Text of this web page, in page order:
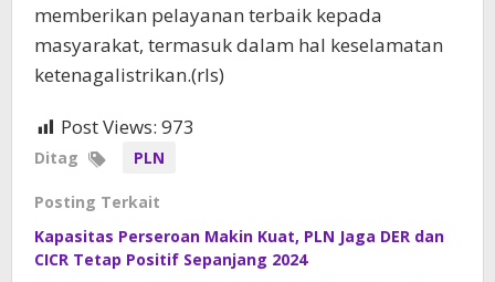
memberikan pelayanan terbaik kepada
masyarakat, termasuk dalam hal keselamatan
ketenagalistrikan.(rls)
Post Views: 973
Ditag PLN
Posting Terkait
Kapasitas Perseroan Makin Kuat, PLN Jaga DER dan
CICR Tetap Positif Sepanjang 2024